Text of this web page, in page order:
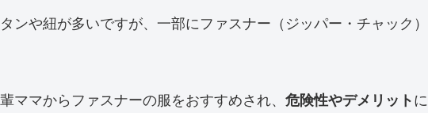
ンや紐が多いですが、一部にファスナー（ジッパー・チャック）
ママからファスナーの服をおすすめされ、 危険性やデメリットに